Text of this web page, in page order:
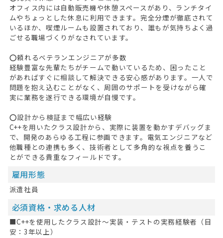
オフィス内には自動販売機や休憩スペースがあり、ランチタイ
ムやちょっとした休息に利用できます。完全分煙が徹底されて
いるほか、喫煙ルームも設置されており、誰もが気持ちよく過
ごせる職場づくりがなされています。
⭕頼れるベテランエンジニアが多数
経験豊富な先輩たちがチームで動いているため、困ったこと
があればすぐに相談して解決できる安心感があります。一人で
問題を抱え込むことがなく、周囲のサポートを受けながら確
実に業務を遂行できる環境が自慢です。
⭕設計から検証まで幅広い経験
C++を用いたクラス設計から、実際に装置を動かすデバッグま
で、開発のあらゆる工程に参画できます。電気エンジニアなど
他職種との連携も多く、技術者として多角的な視点を養うこ
とができる貴重なフィールドです。
雇用形態
派遣社員
必須資格・求める人材
■C++を使用したクラス設計〜実装・テストの実務経験者（目
安：3年以上）